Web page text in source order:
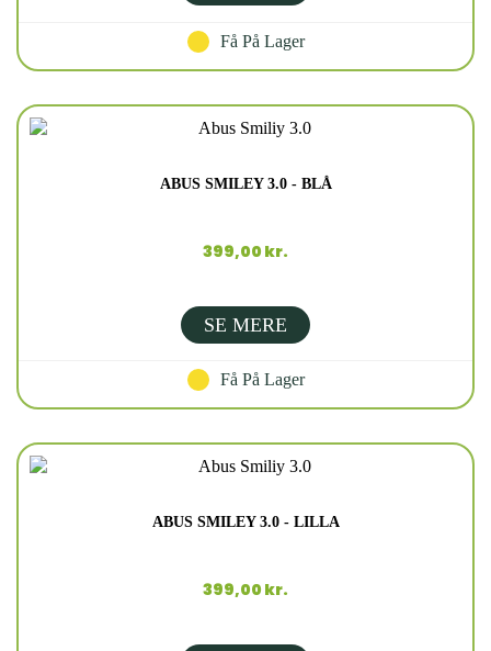
Få På Lager
ABUS SMILEY 3.0 - BLÅ
399,00 kr.
SE MERE
Få På Lager
ABUS SMILEY 3.0 - LILLA
399,00 kr.